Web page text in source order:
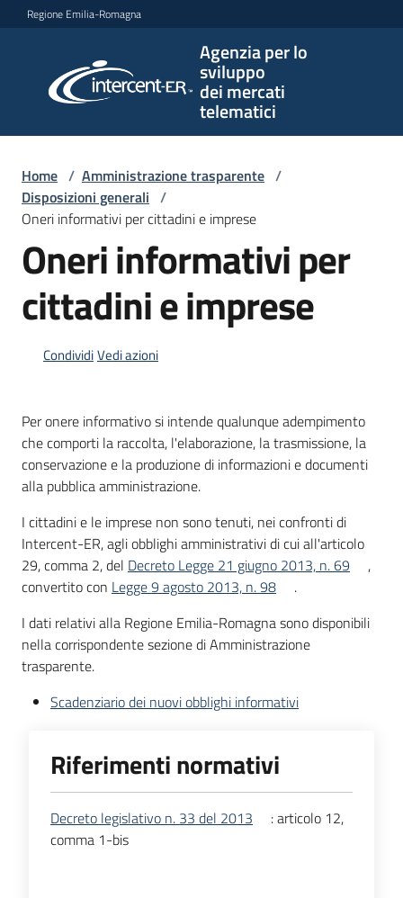
Vai al contenuto
Vai alla navigazione
Vai al footer
Regione Emilia-Romagna
Agenzia per lo
sviluppo
dei mercati
telematici
per lo
sviluppo
telematici
L'Agenzia
acquisto
Supporto
Piattaforme
telematiche
Seguici
Home / Amministrazione trasparente /
Disposizioni generali /
Oneri informativi per cittadini e imprese
Oneri informativi per
cittadini e imprese
CondividiVedi azioni
Per onere informativo si intende qualunque adempimento
che comporti la raccolta, l'elaborazione, la trasmissione, la
conservazione e la produzione di informazioni e documenti
alla pubblica amministrazione.
I cittadini e le imprese non sono tenuti, nei confronti di
Intercent-ER, agli obblighi amministrativi di cui all'articolo
29, comma 2, del Decreto Legge 21 giugno 2013, n. 69
,
convertito con Legge 9 agosto 2013, n. 98
.
I dati relativi alla Regione Emilia-Romagna sono disponibili
nella corrispondente sezione di Amministrazione
trasparente.
Scadenziario dei nuovi obblighi informativi
Riferimenti normativi
Decreto legislativo n. 33 del 2013
: articolo 12,
comma 1-bis